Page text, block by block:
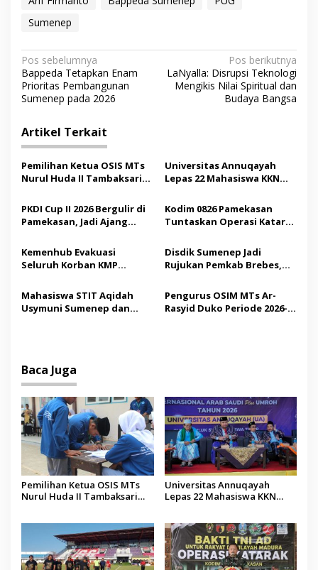
Sumenep
N
a
v
i
g
a
s
i
p
o
s
Pos sebelumnya
Bappeda Tetapkan Enam
Prioritas Pembangunan
Sumenep pada 2026
Pos berikutnya
LaNyalla: Disrupsi Teknologi
Mengikis Nilai Spiritual dan
Budaya Bangsa
Artikel Terkait
Pemilihan Ketua OSIS MTs
Nurul Huda II Tambaksari
Demokrasi bagi Siswa
Universitas Annuqayah
Lepas 22 Mahasiswa KKN
Saudi
PKDI Cup II 2026 Bergulir di
Pamekasan, Jadi Ajang
Madura
Kodim 0826 Pamekasan
Tuntaskan Operasi Katarak
Tindakan Medis
Kemenhub Evakuasi
Seluruh Korban KMP
Operator Diaudit
Disdik Sumenep Jadi
Rujukan Pemkab Brebes,
Pendidikan Berbasis
Budaya
Mahasiswa STIT Aqidah
Usymuni Sumenep dan
Pengurus OSIM MTs Ar-
Rasyid Duko Periode 2026-
Baca Juga
Pemilihan Ketua OSIS MTs
Nurul Huda II Tambaksari
Universitas Annuqayah
Lepas 22 Mahasiswa KKN